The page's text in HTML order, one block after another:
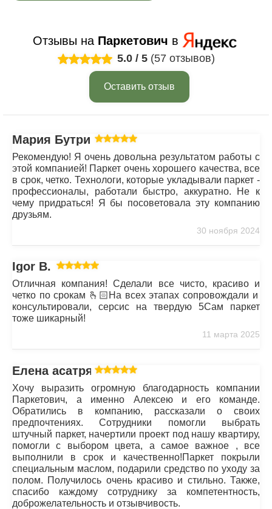
Отзывы на Паркетович в
5.0 / 5 (57 отзывов)
Оставить отзыв
Мария Бутрим
Рекомендую! Я очень довольна результатом работы с
этой компанией! Паркет очень хорошего качества, все
в срок, четко. Технологи, которые укладывали паркет -
профессионалы, работали быстро, аккуратно. Не к
чему придраться! Я бы посоветовала эту компанию
друзьям.
30 ноября 2024
Igor B.
Отличная компания! Сделали все чисто, красиво и
четко по срокам 🫰🏻На всех этапах сопровождали и
консультировали, серсис на твердую 5Сам паркет
тоже шикарный!
11 марта 2025
Елена асатрян
Хочу выразить огромную благодарность компании
Паркетович, а именно Алексею и его команде.
Обратились в компанию, рассказали о своих
предпочтениях. Сотрудники помогли выбрать
штучный паркет, начертили проект под нашу квартиру,
помогли с выбором цвета, а самое важное , все
выполнили в срок и качественно!Паркет покрыли
специальным маслом, подарили средство по уходу за
полом. Получилось очень красиво и стильно. Также,
спасибо каждому сотруднику за компетентность,
доброжелательность и отзывчивость.